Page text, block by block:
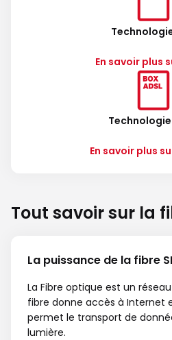
En savoir plus
Technologie
En savoir plus
Tout savoir sur la
La puissance de la fibre
La Fibre optique est un
fibre donne accès à Internet
permet le transport de
lumière.